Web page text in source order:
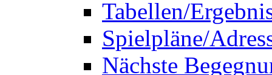
Tabellen/
Spielpläne/
Nächste